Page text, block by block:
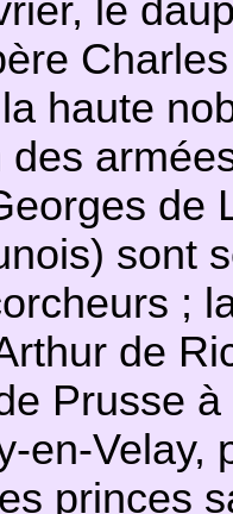
le
haute
des
de
sont
;
de
Prusse
en-Velay,
princes